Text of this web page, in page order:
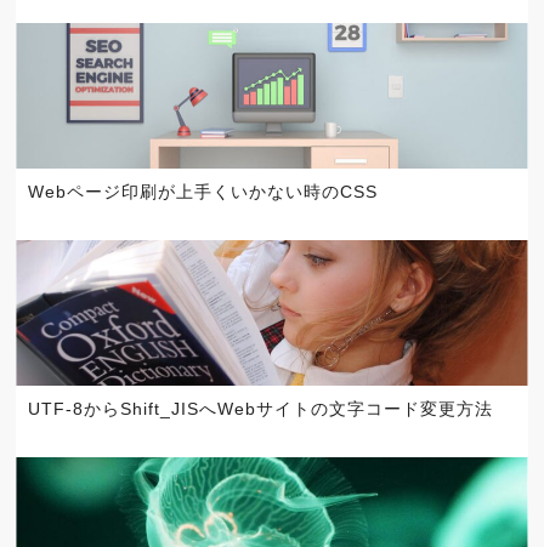
Webページ印刷が上手くいかない時のCSS
UTF-8からShift_JISへWebサイトの文字コード変更方法